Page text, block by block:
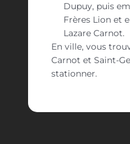
Dupuy, puis
Frères Lion et
Lazare Carnot.
En ville, vous
Carnot et Saint-
stationner.